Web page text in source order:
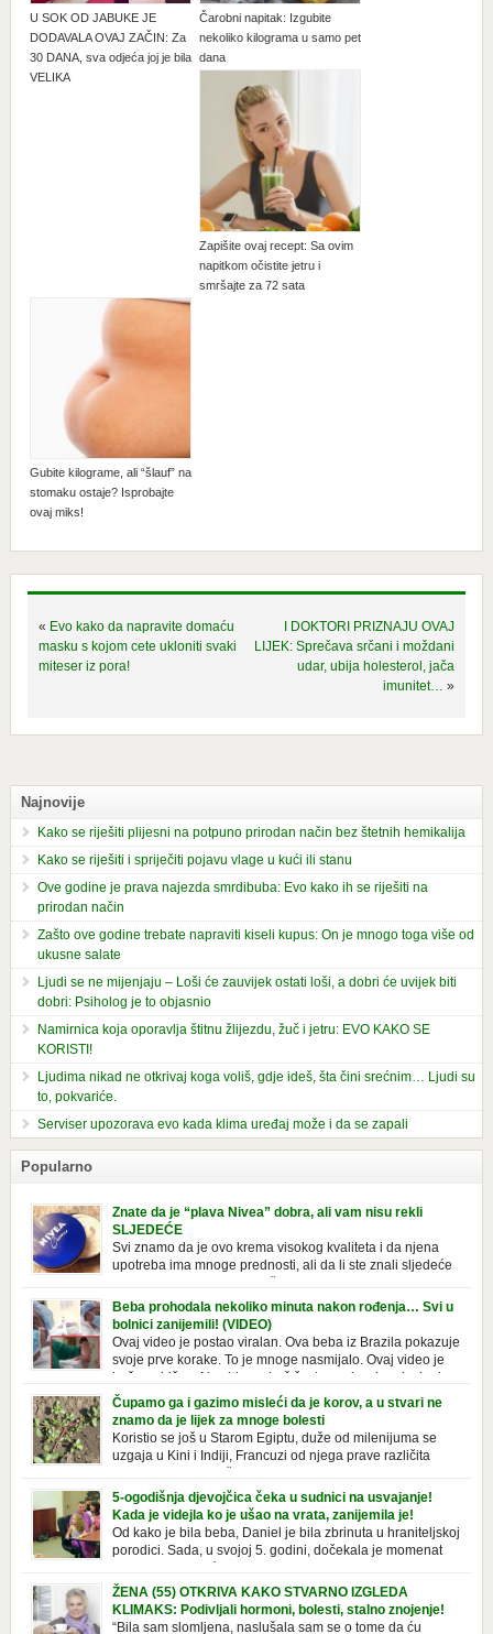
U SOK OD JABUKE JE
DODAVALA OVAJ ZAČIN: Za
30 DANA, sva odjeća joj je bila
VELIKA
Čarobni napitak: Izgubite
nekoliko kilograma u samo pet
dana
Zapišite ovaj recept: Sa ovim
napitkom očistite jetru i
smršajte za 72 sata
Gubite kilograme, ali “šlauf” na
stomaku ostaje? Isprobajte
ovaj miks!
« Evo kako da napravite domaću
masku s kojom cete ukloniti svaki
miteser iz pora!
I DOKTORI PRIZNAJU OVAJ
LIJEK: Sprečava srčani i moždani
udar, ubija holesterol, jača
imunitet… »
Najnovije
Kako se riješiti plijesni na potpuno prirodan način bez štetnih hemikalija
Kako se riješiti i spriječiti pojavu vlage u kući ili stanu
Ove godine je prava najezda smrdibuba: Evo kako ih se riješiti na
prirodan način
Zašto ove godine trebate napraviti kiseli kupus: On je mnogo toga više od
ukusne salate
Ljudi se ne mijenjaju – Loši će zauvijek ostati loši, a dobri će uvijek biti
dobri: Psiholog je to objasnio
Namirnica koja oporavlja štitnu žlijezdu, žuč i jetru: EVO KAKO SE
KORISTI!
Ljudima nikad ne otkrivaj koga voliš, gdje ideš, šta čini srećnim… Ljudi su
to, pokvariće.
Serviser upozorava evo kada klima uređaj može i da se zapali
Popularno
Znate da je “plava Nivea” dobra, ali vam nisu rekli
SLJEDEĆE
Svi znamo da je ovo krema visokog kvaliteta i da njena
upotreba ima mnoge prednosti, ali da li ste znali sljedeće
prepoznatljivog mirisa i jednostavne formule, jeste nezamenljiv inventar
u kupatilima i muškaraca i žena. Mnogi ljudi se ne odvajaju od nje, pa je
čak nose sa […]
Beba prohodala nekoliko minuta nakon rođenja… Svi u
bolnici zanijemili! (VIDEO)
Ovaj video je postao viralan. Ova beba iz Brazila pokazuje
svoje prve korake. To je mnoge nasmijalo. Ovaj video je
baš neobičan. Ne viđamo baš često ovakve korake kod
novorođenih beba. Video je snimila babica, pregledalo ga je preko 80
miliona ljudi. Ove babice su ostale u čudu nakon što su vidjeli kako
beba želi […]
Čupamo ga i gazimo misleći da je korov, a u stvari ne
znamo da je lijek za mnoge bolesti
Koristio se još u Starom Egiptu, duže od milenijuma se
uzgaja u Kini i Indiji, Francuzi od njega prave različita
tradicionalna jela i čorbe… Jedino mi gazimo po njemu,
čupamo ga i bacamo kao korov! Tušt je jednogodišnji, ali vrlo uporan
“korov” koji, ka­da nam se jednom nastani u bašti ili dvorištu, teško ga se
5-ogodišnja djevojčica čeka u sudnici na usvajanje!
Kada je videjla ko je ušao na vrata, zanijemila je!
Od kako je bila beba, Daniel je bila zbrinuta u hraniteljskoj
porodici. Sada, u svojoj 5. godini, dočekala je momenat
usvajanja, kada će dobiti novu, stalnu porodicu. Ovaj dan
je bio veoma poseban za djevojčicu i njenu novu porodicu, ali je uskoro
postao još čarobniji, zahvaljujući socijalnom radniku koji poznaje
Daniel. Njenoj novoj porodici je […]
ŽENA (55) OTKRIVA KAKO STVARNO IZGLEDA
KLIMAKS: Podivljali hormoni, bolesti, stalno znojenje!
“Bila sam slomljena, naslušala sam se o tome da ću